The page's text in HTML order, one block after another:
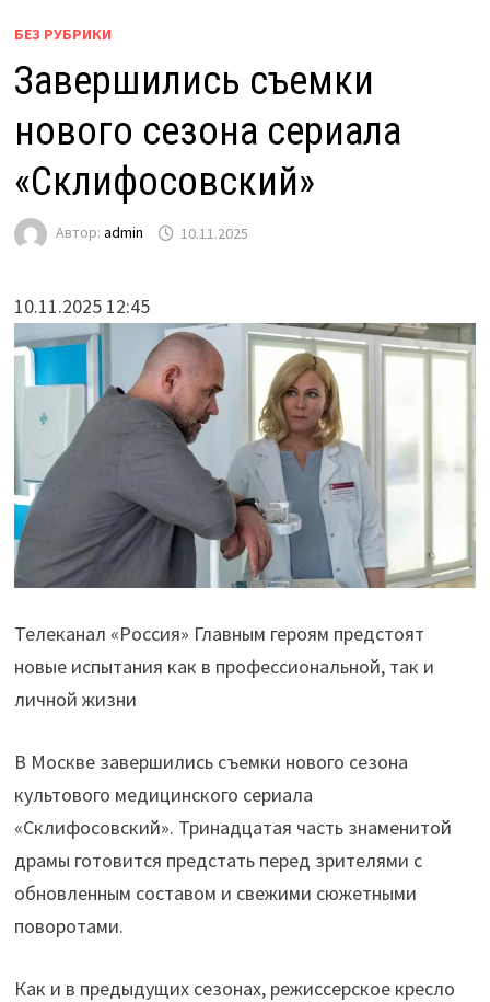
БЕЗ РУБРИКИ
Завершились съемки
нового сезона сериала
«Склифосовский»
Автор: admin 10.11.2025
10.11.2025 12:45
Телеканал «Россия» Главным героям предстоят
новые испытания как в профессиональной, так и
личной жизни
В Москве завершились съемки нового сезона
культового медицинского сериала
«Склифосовский». Тринадцатая часть знаменитой
драмы готовится предстать перед зрителями с
обновленным составом и свежими сюжетными
поворотами.
Как и в предыдущих сезонах, режиссерское кресло